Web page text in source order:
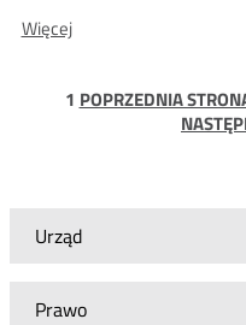
Urząd
Prawo
WięcejWięcej
projektu
decyzji
TVT
Sp.
i
1strona
POPRZEDNIA